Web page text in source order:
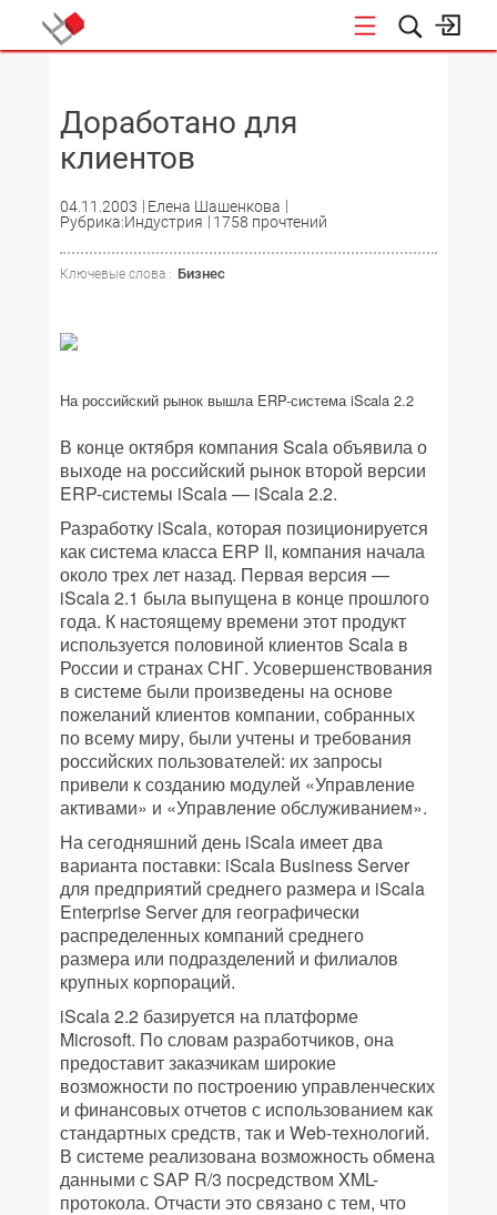
Доработано для
клиентов
04.11.2003
Елена Шашенкова
Рубрика:Индустрия
1758 прочтений
Ключевые слова : Бизнес
На российский рынок вышла ERP-система iScala 2.2
В конце октября компания Scala объявила о
выходе на российский рынок второй версии
ERP-системы iScala — iScala 2.2.
Разработку iScala, которая позиционируется
как система класса ERP II, компания начала
около трех лет назад. Первая версия —
iScala 2.1 была выпущена в конце прошлого
года. К настоящему времени этот продукт
используется половиной клиентов Scala в
России и странах СНГ. Усовершенствования
в системе были произведены на основе
пожеланий клиентов компании, собранных
по всему миру, были учтены и требования
российских пользователей: их запросы
привели к созданию модулей «Управление
активами» и «Управление обслуживанием».
На сегодняшний день iScala имеет два
варианта поставки: iScala Business Server
для предприятий среднего размера и iScala
Enterprise Server для географически
распределенных компаний среднего
размера или подразделений и филиалов
крупных корпораций.
iScala 2.2 базируется на платформе
Microsoft. По словам разработчиков, она
предоставит заказчикам широкие
возможности по построению управленческих
и финансовых отчетов с использованием как
стандартных средств, так и Web-технологий.
В системе реализована возможность обмена
данными с SAP R/3 посредством XML-
протокола. Отчасти это связано с тем, что